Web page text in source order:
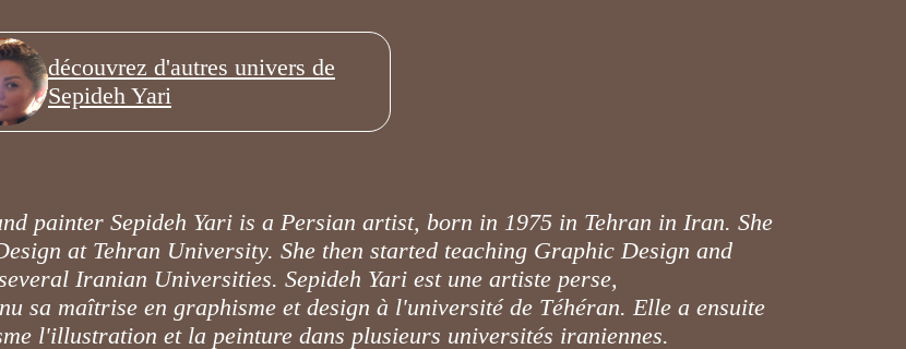
découvrez d'autres univers de
Sepideh Yari
painter Sepideh Yari is a Persian artist, born in 1975 in Tehran in Iran. She
at Tehran University. She then started teaching Graphic Design and
Iranian Universities. Sepideh Yari est une artiste perse,
sa maîtrise en graphisme et design à l'université de Téhéran. Elle a ensuite
l'illustration et la peinture dans plusieurs universités iraniennes.